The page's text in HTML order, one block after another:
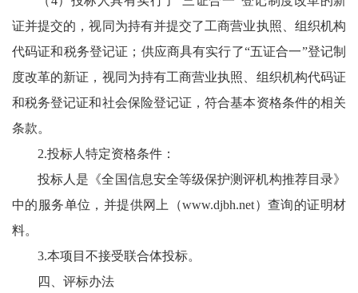
证并提交的，视同为持有并提交了工商营业执照、组织机构
代码证和税务登记证；供应商具有实行了“五证合一”登记制
度改革的新证，视同为持有工商营业执照、组织机构代码证
和税务登记证和社会保险登记证，符合基本资格条件的相关
条款。
2.投标人特定资格条件：
投标人是《全国信息安全等级保护测评机构推荐目录》
中的服务单位，并提供网上（www.djbh.net）查询的证明材
料。
3.本项目不接受联合体投标。
四、评标办法